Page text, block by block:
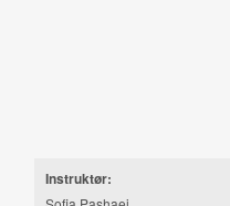
Instruktør: